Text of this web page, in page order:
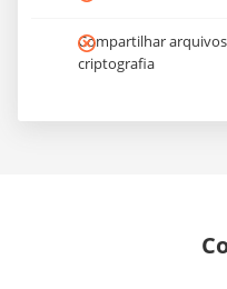
Compartilhar
criptografia